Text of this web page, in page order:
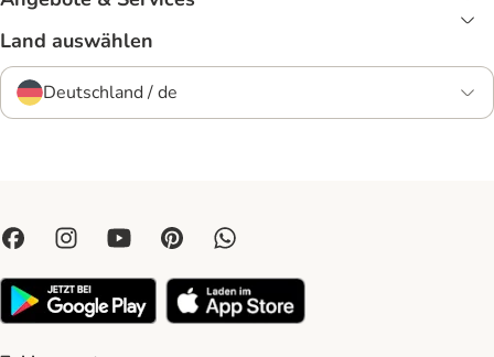
Land auswählen
Deutschland / de